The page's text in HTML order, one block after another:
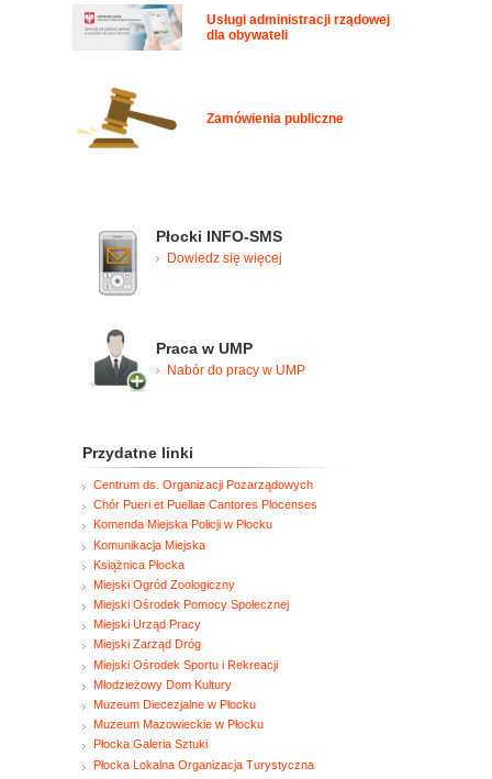
Usługi administracji rządowej
dla obywateli
Zamówienia publiczne
Płocki INFO-SMS
Dowiedz się więcej
Praca w UMP
Nabór do pracy w UMP
Przydatne linki
Centrum ds. Organizacji Pozarządowych
Chór Pueri et Puellae Cantores Plocenses
Komenda Miejska Policji w Płocku
Komunikacja Miejska
Książnica Płocka
Miejski Ogród Zoologiczny
Miejski Ośrodek Pomocy Społecznej
Miejski Urząd Pracy
Miejski Zarząd Dróg
Miejski Ośrodek Sportu i Rekreacji
Młodzieżowy Dom Kultury
Muzeum Diecezjalne w Płocku
Muzeum Mazowieckie w Płocku
Płocka Galeria Sztuki
Płocka Lokalna Organizacja Turystyczna